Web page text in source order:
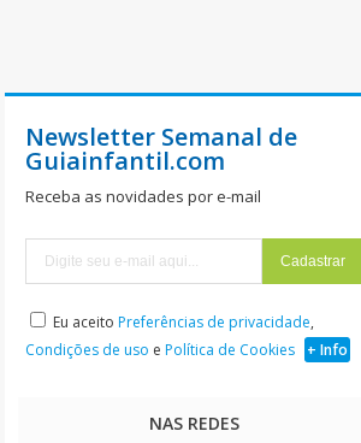
Newsletter Semanal de
Guiainfantil.com
Receba as novidades por e-mail
Eu aceito Preferências de privacidade,
Condições de uso e Política de Cookies + Info
NAS REDES